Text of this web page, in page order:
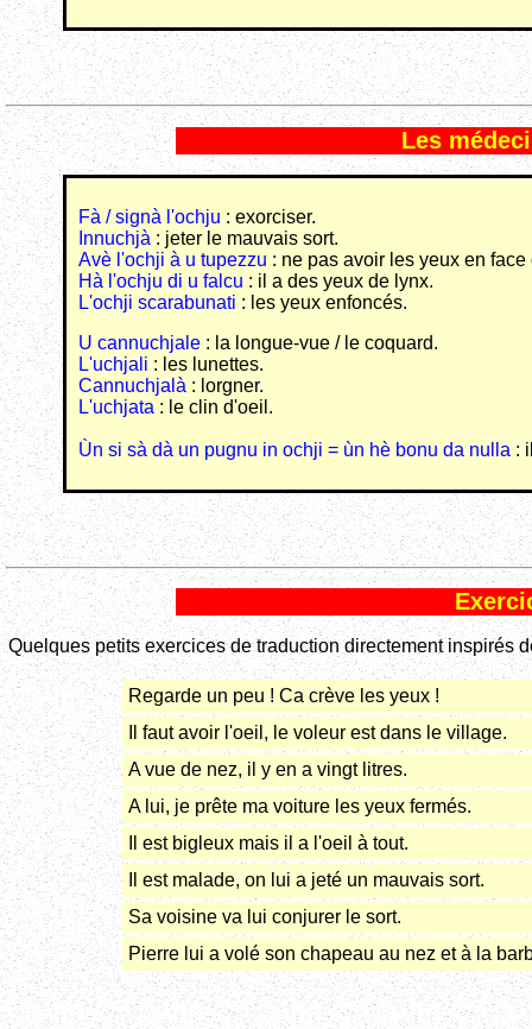
Les
Fà / signà l'ochju : exorciser.
Innuchjà : jeter le mauvais sort.
Avè l'ochji à u tupezzu : ne pas avoir les yeux en face
Hà l'ochju di u falcu : il a des yeux de lynx.
L'ochji scarabunati : les yeux enfoncés.
U cannuchjale: la longue-vue / le coquard.
L'uchjali : les lunettes.
Cannuchjalà : lorgner.
L'uchjata : le clin d'oeil.
Ùn si sà dà un pugnu in ochji = ùn hè bonu da nulla :
Quelques petits exercices de traduction directement inspirés
Regarde un peu ! Ca crève les yeux !
Il faut avoir l'oeil, le voleur est dans le village.
A vue de nez, il y en a vingt litres.
A lui, je prête ma voiture les yeux fermés.
Il est bigleux mais il a l'oeil à tout.
Il est malade, on lui a jeté un mauvais sort.
Sa voisine va lui conjurer le sort.
Pierre lui a volé son chapeau au nez et à la